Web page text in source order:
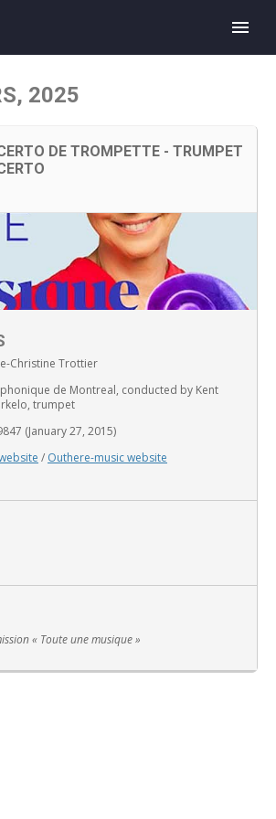
2025
DE TROMPETTE - TRUMPET
Christine Trottier
de Montreal, conducted by Kent
trumpet
(January 27, 2015)
/ Outhere-music website
« Toute une musique »